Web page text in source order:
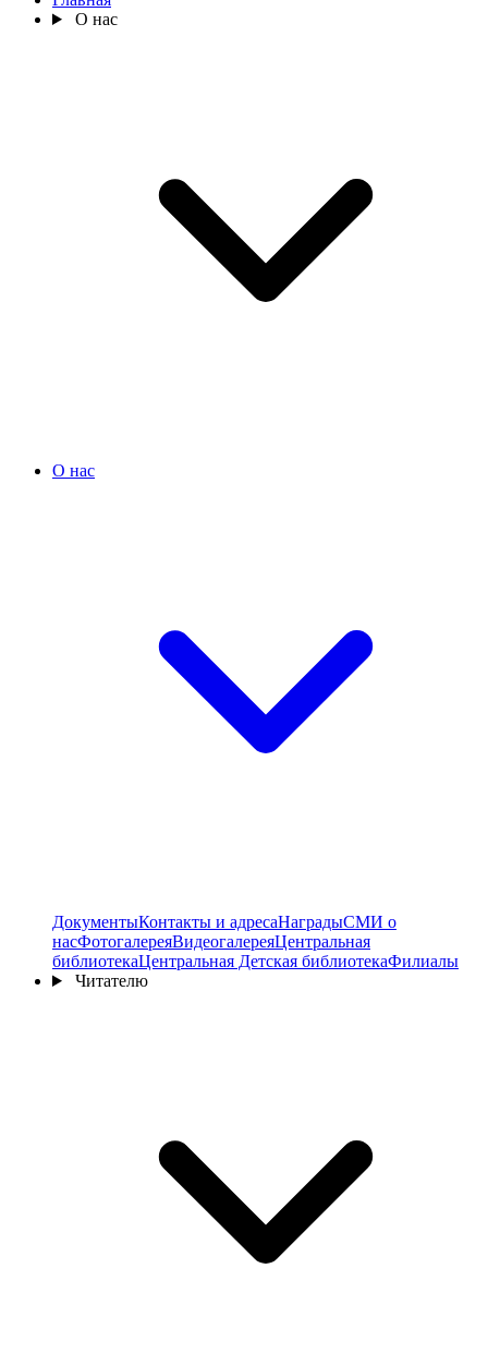
О нас
О нас
ДокументыКонтакты и адресаНаградыСМИ о
насФотогалереяВидеогалереяЦентральная
библиотекаЦентральная Детская библиотекаФилиалы
Читателю